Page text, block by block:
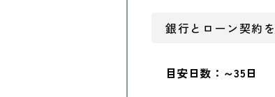
銀行とローン契約を
目安日数：～35日